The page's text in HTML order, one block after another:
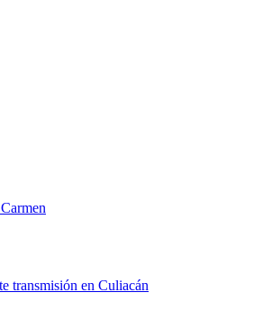
transmisión en Culiacán